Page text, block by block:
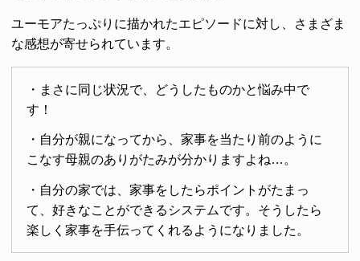
ユーモアたっぷりに描かれたエピソードに対し、さまざま
な感想が寄せられています。
・まさに同じ状況で、どうしたものかと悩み中で
す！
・自分が親になってから、家事を当たり前のように
こなす母親のありがたみが分かりますよね…。
・自分の家では、家事をしたらポイントがたまっ
て、好きなことができるシステムです。そうしたら
楽しく家事を手伝ってくれるようになりました。